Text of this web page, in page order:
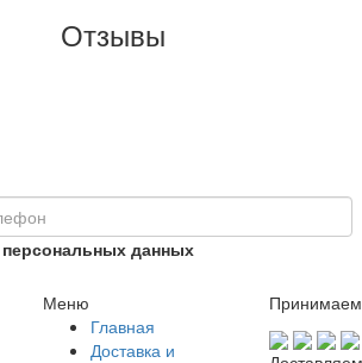
Отзывы
данных
Меню
Главная
Доставка и
Принимаем